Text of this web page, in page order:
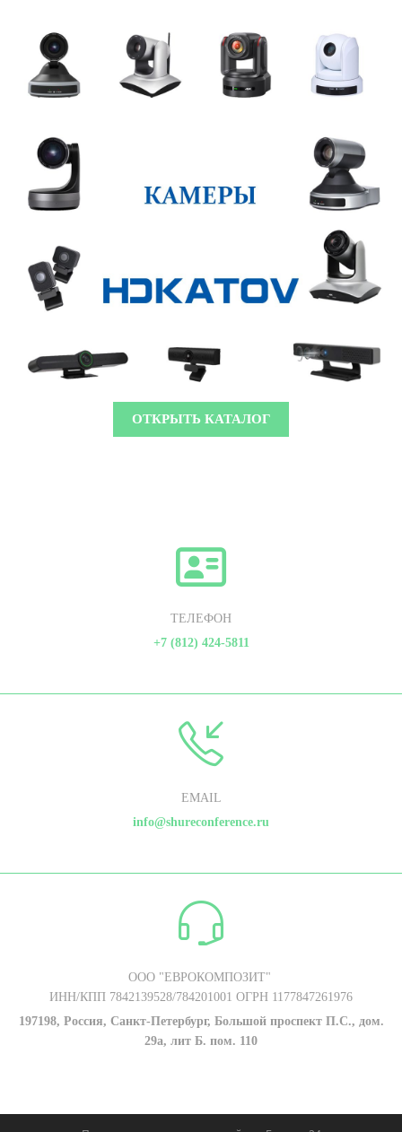
ОТКРЫТЬ КАТАЛОГ
ТЕЛЕФОН
+7 (812) 424-5811
EMAIL
info@shureconference.ru
ООО "ЕВРОКОМПОЗИТ"
ИНН/КПП 7842139528/784201001 ОГРН 1177847261976
197198, Россия, Санкт-Петербург, Большой проспект П.С., дом.
29а, лит Б. пом. 110